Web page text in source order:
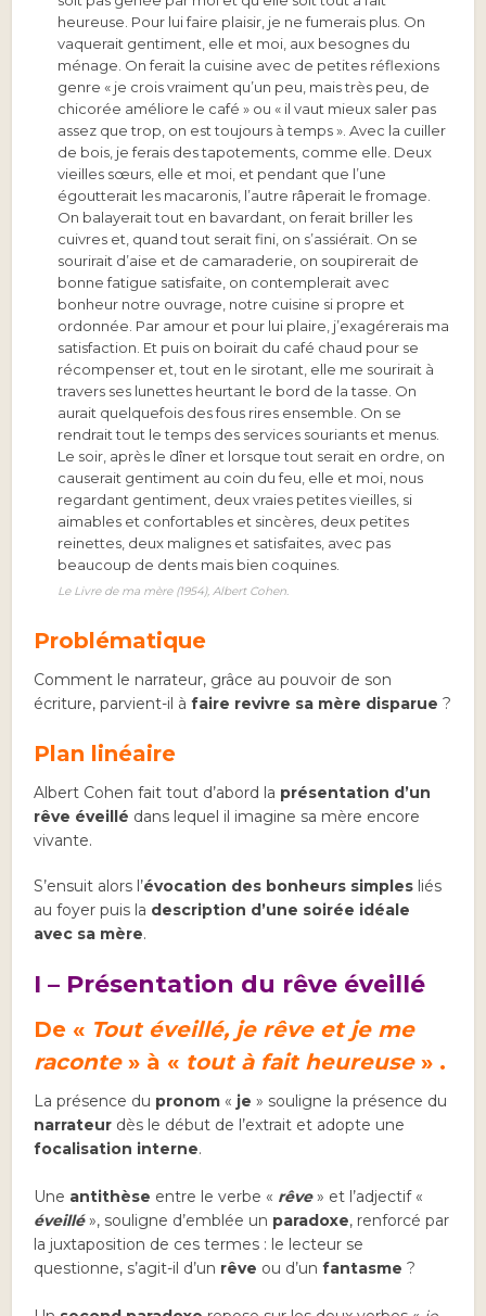
heureuse. Pour lui faire plaisir, je ne fumerais plus. On
vaquerait gentiment, elle et moi, aux besognes du
ménage. On ferait la cuisine avec de petites réflexions
genre « je crois vraiment qu’un peu, mais très peu, de
chicorée améliore le café » ou « il vaut mieux saler pas
assez que trop, on est toujours à temps ». Avec la cuiller
de bois, je ferais des tapotements, comme elle. Deux
vieilles sœurs, elle et moi, et pendant que l’une
égoutterait les macaronis, l’autre râperait le fromage.
On balayerait tout en bavardant, on ferait briller les
cuivres et, quand tout serait fini, on s’assiérait. On se
sourirait d’aise et de camaraderie, on soupirerait de
bonne fatigue satisfaite, on contemplerait avec
bonheur notre ouvrage, notre cuisine si propre et
ordonnée. Par amour et pour lui plaire, j’exagérerais ma
satisfaction. Et puis on boirait du café chaud pour se
récompenser et, tout en le sirotant, elle me sourirait à
travers ses lunettes heurtant le bord de la tasse. On
aurait quelquefois des fous rires ensemble. On se
rendrait tout le temps des services souriants et menus.
Le soir, après le dîner et lorsque tout serait en ordre, on
causerait gentiment au coin du feu, elle et moi, nous
regardant gentiment, deux vraies petites vieilles, si
aimables et confortables et sincères, deux petites
reinettes, deux malignes et satisfaites, avec pas
beaucoup de dents mais bien coquines.
Le Livre de ma mère(1954), Albert Cohen.
Problématique
Comment le narrateur, grâce au pouvoir de son
écriture, parvient-il àfaire revivre sa mère disparue ?
Plan linéaire
Albert Cohen fait tout d’abord la présentation d’un
rêve éveillé dans lequel il imagine sa mère encore
vivante.
S’ensuit alors l’évocation des bonheurs simples liés
au foyer puis la description d’une soirée idéale
avec sa mère.
I – Présentation du rêve éveillé
De « Tout éveillé, je rêve et je me
raconte» à « tout à fait heureuse» .
La présence du pronom « je » souligne la présence du
narrateur dès le début de l’extrait et adopte une
focalisation interne.
Une antithèse entre le verbe « rêve» et l’adjectif «
éveillé», souligne d’emblée un paradoxe, renforcé par
la juxtaposition de ces termes : le lecteur se
questionne, s’agit-il d’un rêve ou d’un fantasme ?